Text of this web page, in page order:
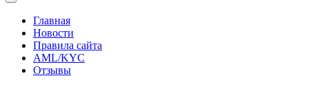
Главная
Новости
Правила сайта
AML/KYC
Отзывы